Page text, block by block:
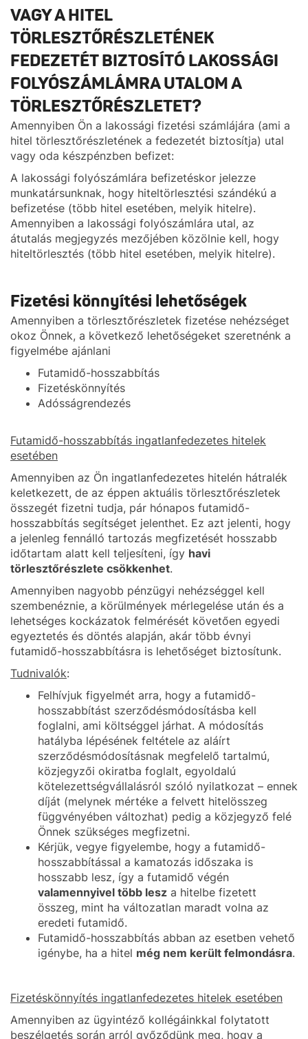
VAGY A HITEL
TÖRLESZTŐRÉSZLETÉNEK
FEDEZETÉT BIZTOSÍTÓ LAKOSSÁGI
FOLYÓSZÁMLÁMRA UTALOM A
TÖRLESZTŐRÉSZLETET?
Amennyiben Ön a lakossági fizetési számlájára (ami a
hitel törlesztőrészletének a fedezetét biztosítja) utal
vagy oda készpénzben befizet:
A lakossági folyószámlára befizetéskor jelezze
munkatársunknak, hogy hiteltörlesztési szándékú a
befizetése (több hitel esetében, melyik hitelre).
Amennyiben a lakossági folyószámlára utal, az
átutalás megjegyzés mezőjében közölnie kell, hogy
hiteltörlesztés (több hitel esetében, melyik hitelre).
Fizetési könnyítési lehetőségek
Amennyiben a törlesztőrészletek fizetése nehézséget
okoz Önnek, a következő lehetőségeket szeretnénk a
figyelmébe ajánlani
Futamidő-hosszabbítás
Fizetéskönnyítés
Adósságrendezés
Futamidő-hosszabbítás ingatlanfedezetes hitelek
esetében
Amennyiben az Ön ingatlanfedezetes hitelén hátralék
keletkezett, de az éppen aktuális törlesztőrészletek
összegét fizetni tudja, pár hónapos futamidő-
hosszabbítás segítséget jelenthet. Ez azt jelenti, hogy
a jelenleg fennálló tartozás megfizetését hosszabb
időtartam alatt kell teljesíteni, így havi
törlesztőrészlete csökkenhet.
Amennyiben nagyobb pénzügyi nehézséggel kell
szembenéznie, a körülmények mérlegelése után és a
lehetséges kockázatok felmérését követően egyedi
egyeztetés és döntés alapján, akár több évnyi
futamidő-hosszabbításra is lehetőséget biztosítunk.
Tudnivalók:
Felhívjuk figyelmét arra, hogy a futamidő-
hosszabbítást szerződésmódosításba kell
foglalni, ami költséggel járhat. A módosítás
hatályba lépésének feltétele az aláírt
szerződésmódosításnak megfelelő tartalmú,
közjegyzői okiratba foglalt, egyoldalú
kötelezettségvállalásról szóló nyilatkozat – ennek
díját (melynek mértéke a felvett hitelösszeg
függvényében változhat) pedig a közjegyző felé
Önnek szükséges megfizetni.
Kérjük, vegye figyelembe, hogy a futamidő-
hosszabbítással a kamatozás időszaka is
hosszabb lesz, így a futamidő végén
valamennyivel több lesz a hitelbe fizetett
összeg, mint ha változatlan maradt volna az
eredeti futamidő.
Futamidő-hosszabbítás abban az esetben vehető
igénybe, ha a hitel még nem került felmondásra.
Fizetéskönnyítés ingatlanfedezetes hitelek esetében
Amennyiben az ügyintéző kollégáinkkal folytatott
beszélgetés során arról győződünk meg, hogy a